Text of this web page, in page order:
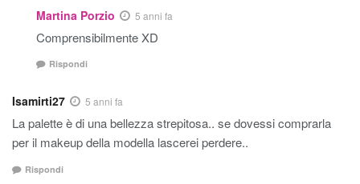
Martina Porzio 5 anni fa
Comprensibilmente XD
Rispondi
Isamirti27 5 anni fa
La palette è di una bellezza strepitosa.. se dovessi comprarla
per il makeup della modella lascerei perdere..
Rispondi